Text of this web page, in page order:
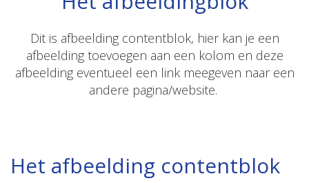
Dit is afbeelding contentblok, hier kan je een
afbeelding toevoegen aan een kolom en deze
afbeelding eventueel een link meegeven naar een
andere pagina/website.
Het afbeelding contentblok